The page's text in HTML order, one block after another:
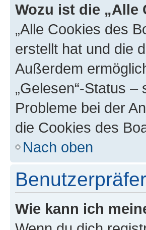
Wozu ist die „Alle
„Alle Cookies des
erstellt hat und die
Außerdem
„Gelesen“-Status
Probleme bei der
die Cookies des
Nach oben
Wie kann ich